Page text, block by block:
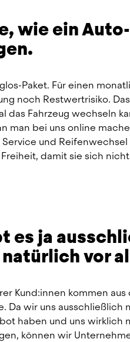
wie ein
Paket. Für einen
noch Restwertrisiko.
das Fahrzeug wechseln
man bei uns online
und
damit sie sich
es ja
vor
Kund:innen kommen
Da wir uns
haben und uns
können wir